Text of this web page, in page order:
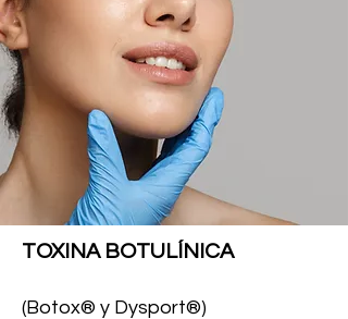
TOXINA BOTULÍNICA
(Botox® y Dysport®)